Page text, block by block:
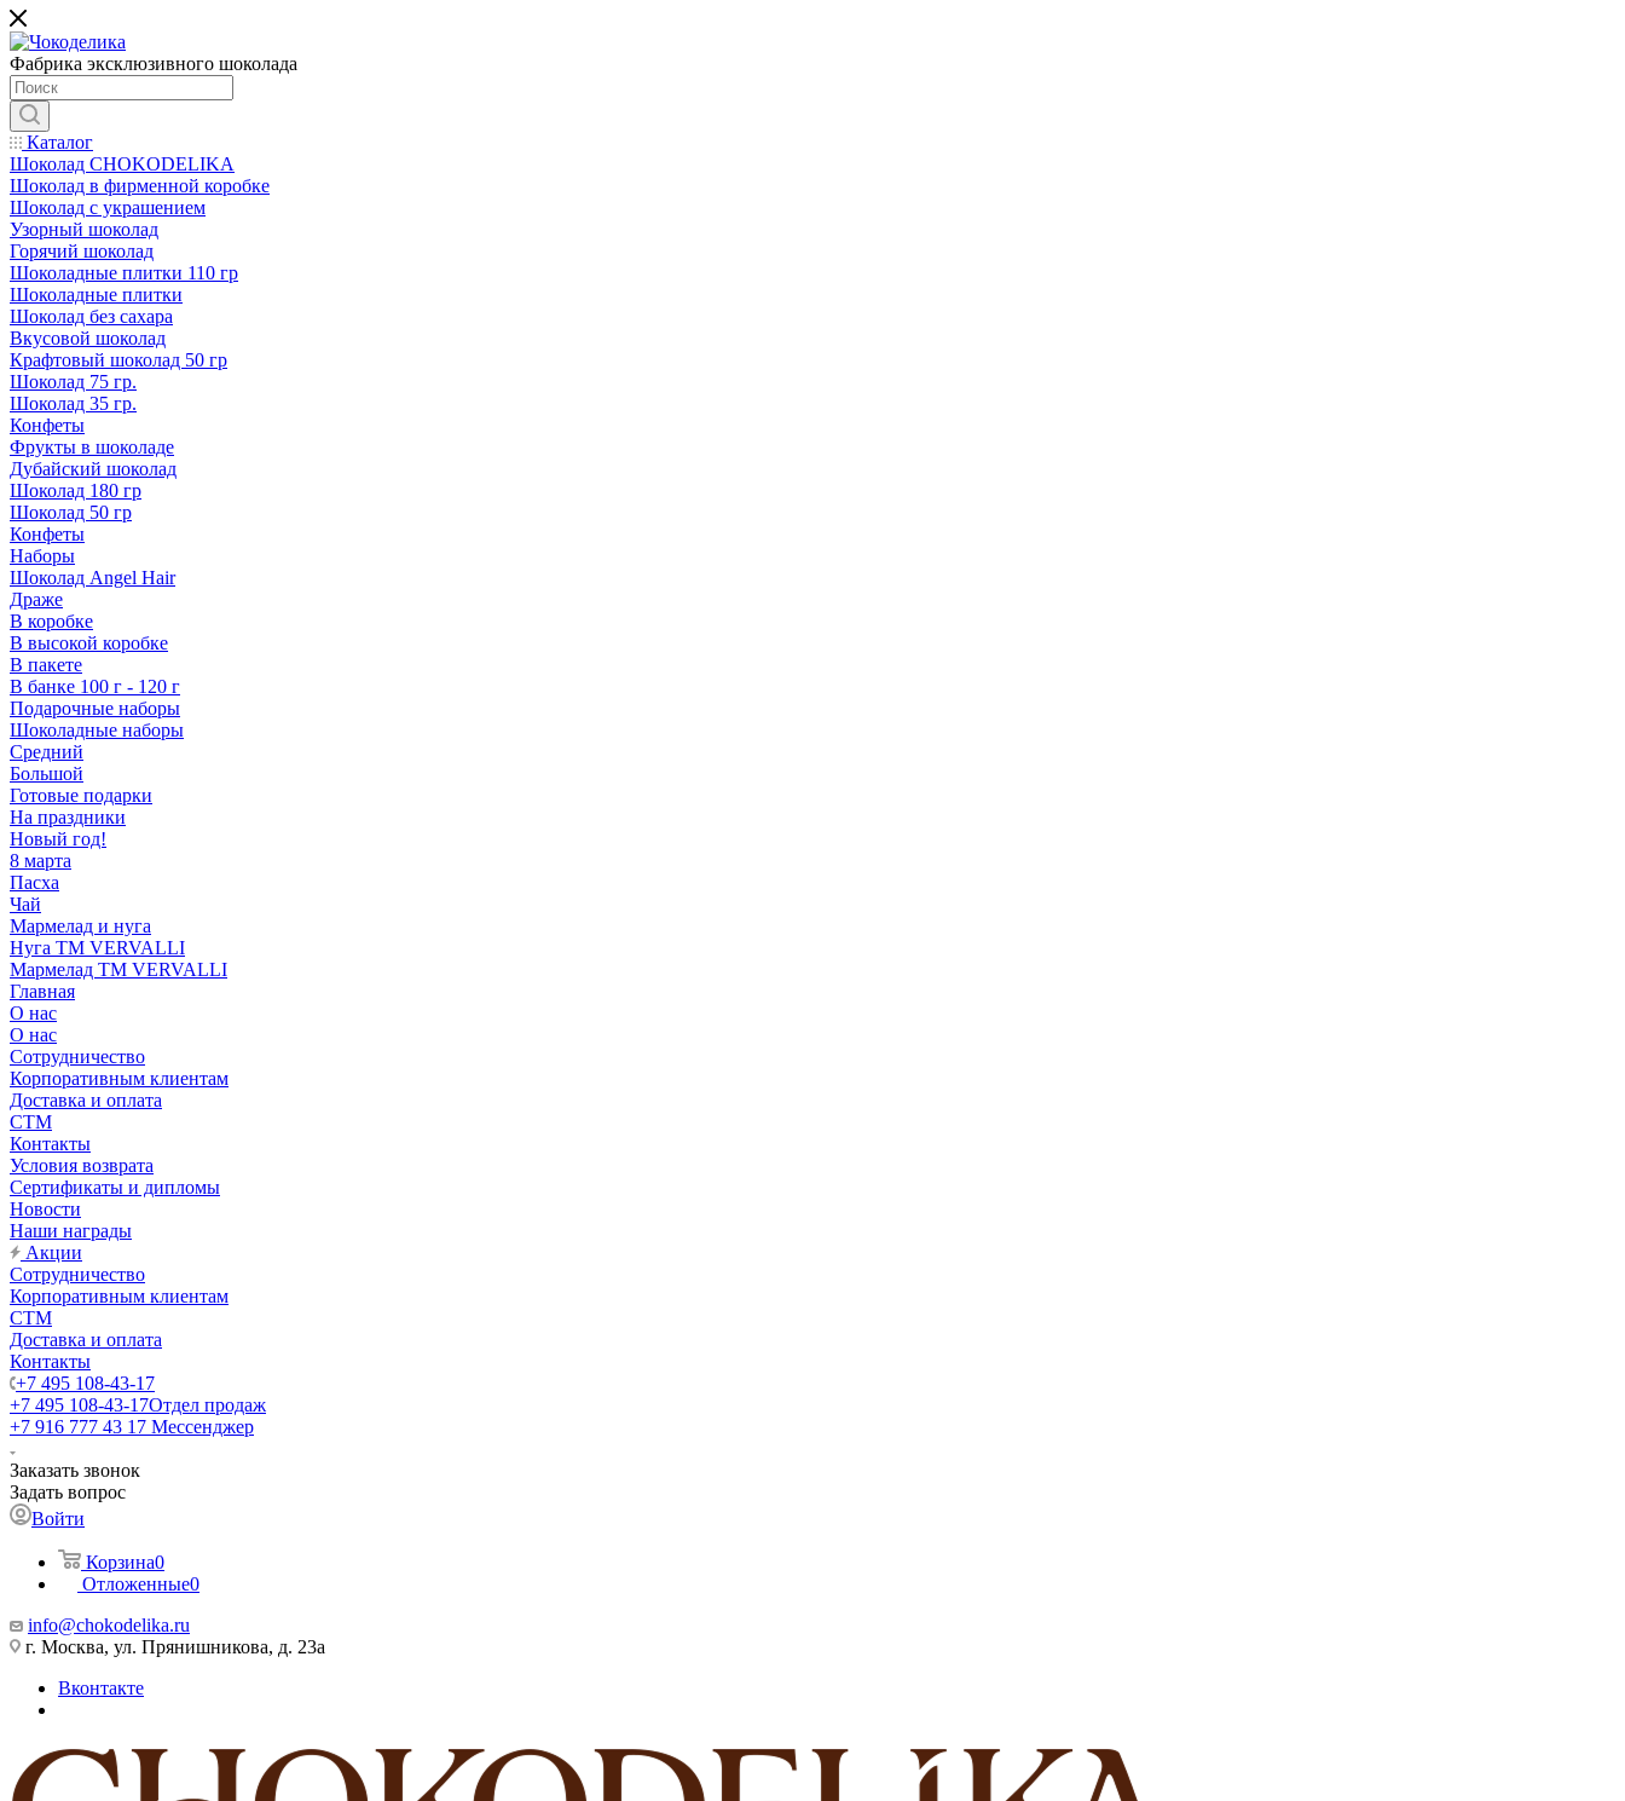
Фабрика эксклюзивного шоколада
Каталог
Шоколад CHOKODELIKA
Шоколад в фирменной коробке
Шоколад с украшением
Узорный шоколад
Горячий шоколад
Шоколадные плитки 110 гр
Шоколадные плитки
Шоколад без сахара
Вкусовой шоколад
Крафтовый шоколад 50 гр
Шоколад 75 гр.
Шоколад 35 гр.
Конфеты
Фрукты в шоколаде
Дубайский шоколад
Шоколад 180 гр
Шоколад 50 гр
Конфеты
Наборы
Шоколад Angel Hair
Драже
В коробке
В высокой коробке
В пакете
В банке 100 г - 120 г
Подарочные наборы
Шоколадные наборы
Средний
Большой
Готовые подарки
На праздники
Новый год!
8 марта
Пасха
Чай
Мармелад и нуга
Нуга ТМ VERVALLI
Мармелад ТМ VERVALLI
Главная
О нас
О нас
Сотрудничество
Корпоративным клиентам
Доставка и оплата
СТМ
Контакты
Условия возврата
Сертификаты и дипломы
Новости
Наши награды
Акции
Сотрудничество
Корпоративным клиентам
СТМ
Доставка и оплата
Контакты
+7 495 108-43-17
+7 495 108-43-17Отдел продаж
+7 916 777 43 17 Мессенджер
Заказать звонок
Задать вопрос
Войти
Корзина0
Отложенные0
info@chokodelika.ru
г. Москва, ул. Прянишникова, д. 23а
Вконтакте